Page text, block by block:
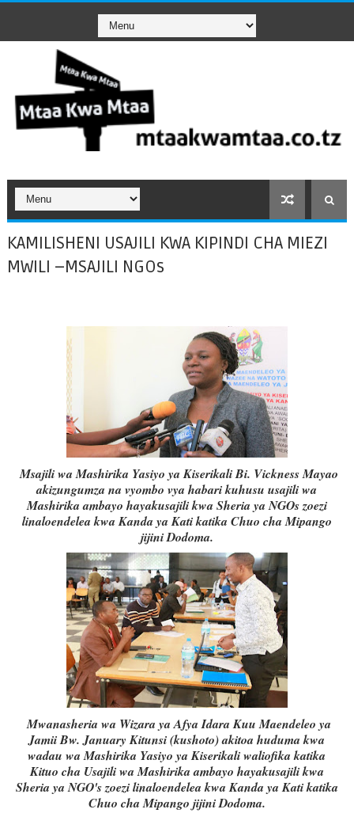
KAMILISHENI USAJILI KWA KIPINDI CHA MIEZI
MWILI –MSAJILI NGOs
Msajili wa Mashirika Yasiyo ya Kiserikali Bi. Vickness Mayao
akizungumza na vyombo vya habari kuhusu usajili wa
Mashirika ambayo hayakusajili kwa Sheria ya NGOs zoezi
linaloendelea kwa Kanda ya Kati katika Chuo cha Mipango
jijini Dodoma.
Mwanasheria wa Wizara ya Afya Idara Kuu Maendeleo ya
Jamii Bw. January Kitunsi (kushoto) akitoa huduma kwa
wadau wa Mashirika Yasiyo ya Kiserikali waliofika katika
Kituo cha Usajili wa Mashirika ambayo hayakusajili kwa
Sheria ya NGO's zoezi linaloendelea kwa Kanda ya Kati katika
Chuo cha Mipango jijini Dodoma.